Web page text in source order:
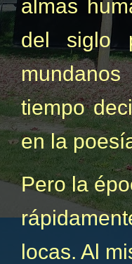
almas
del siglo
tiempo
en la
Pero la
locas. Al